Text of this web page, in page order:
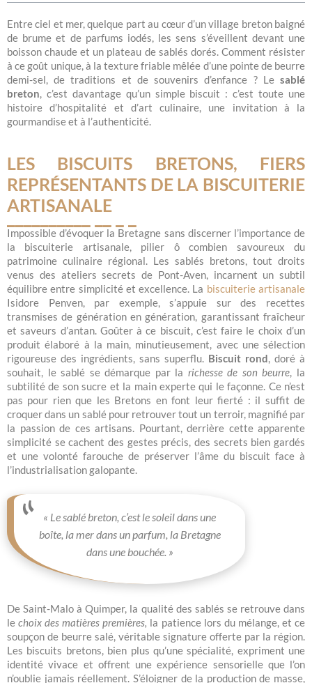
Entre ciel et mer, quelque part au cœur d’un village breton baigné
de brume et de parfums iodés, les sens s’éveillent devant une
boisson chaude et un plateau de sablés dorés. Comment résister
à ce goût unique, à la texture friable mêlée d’une pointe de beurre
demi-sel, de traditions et de souvenirs d’enfance ? Lesablé
breton , c’est davantage qu’un simple biscuit : c’est toute une
histoire d’hospitalité et d’art culinaire, une invitation à la
gourmandise et à l’authenticité.
LES BISCUITS BRETONS, FIERS
REPRÉSENTANTS DE LA BISCUITERIE
ARTISANALE
Impossible d’évoquer la Bretagne sans discerner l’importance de
la biscuiterie artisanale, pilier ô combien savoureux du
patrimoine culinaire régional. Les sablés bretons, tout droits
venus des ateliers secrets de Pont-Aven, incarnent un subtil
équilibre entre simplicité et excellence. La biscuiterie artisanale
Isidore Penven, par exemple, s’appuie sur des recettes
transmises de génération en génération, garantissant fraîcheur
et saveurs d’antan. Goûter à ce biscuit, c’est faire le choix d’un
produit élaboré à la main, minutieusement, avec une sélection
rigoureuse des ingrédients, sans superflu. Biscuit rond , doré à
souhait, le sablé se démarque par la richesse de son beurre , la
subtilité de son sucre et la main experte qui le façonne. Ce n’est
pas pour rien que les Bretons en font leur fierté : il suffit de
croquer dans un sablé pour retrouver tout un terroir, magnifié par
la passion de ces artisans. Pourtant, derrière cette apparente
simplicité se cachent des gestes précis, des secrets bien gardés
et une volonté farouche de préserver l’âme du biscuit face à
l’industrialisation galopante.
« Le sablé breton, c’est le soleil dans une
boîte, la mer dans un parfum, la Bretagne
dans une bouchée. »
De Saint-Malo à Quimper, la qualité des sablés se retrouve dans
le choix des matières premières, la patience lors du mélange, et ce
soupçon de beurre salé, véritable signature offerte par la région.
Les biscuits bretons, bien plus qu’une spécialité, expriment une
identité vivace et offrent une expérience sensorielle que l’on
n’oublie jamais réellement. S’éloigner de la production de masse,